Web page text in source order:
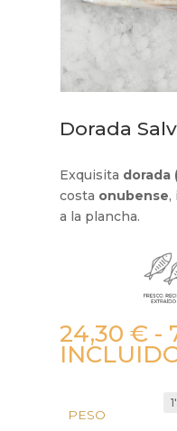
Dorada
Exquisita dorada
costa onubense,
a la plancha.
24,30€ -
PESO